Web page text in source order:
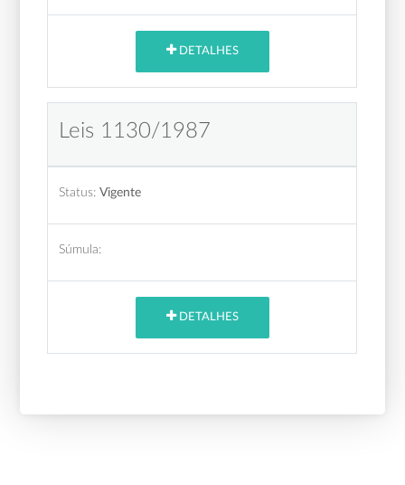
DETALHES
Leis 1130/1987
Status: Vigente
Súmula:
DETALHES